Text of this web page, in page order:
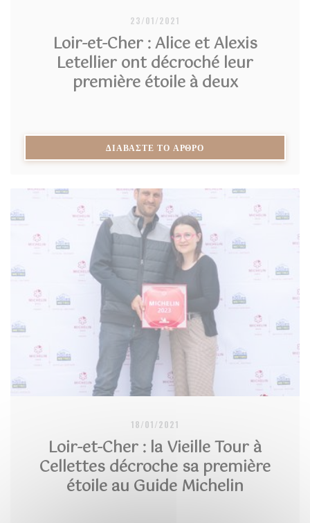
23/01/2021
Loir-et-Cher : Alice et Alexis
Letellier ont décroché leur
première étoile à deux
ΔΙΑΒΆΣΤΕ ΤΟ ΆΡΘΡΟ
18/01/2021
Loir-et-Cher : la Vieille Tour à
Cellettes décroche sa première
étoile au Guide Michelin